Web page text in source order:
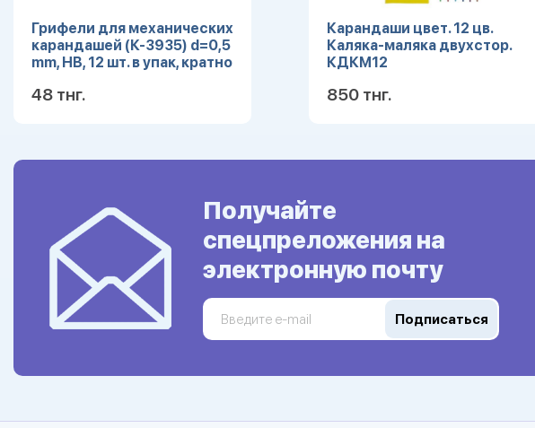
Грифели для механических
карандашей (К-3935) d=0,5
mm, HB, 12 шт. в упак, кратно
48 тнг.
Карандаши цвет. 12 цв.
Каляка-маляка двухстор.
КДКМ12
850 тнг.
Получайте
спецпреложения на
электронную почту
Подписаться